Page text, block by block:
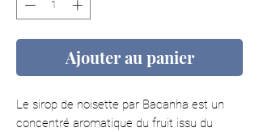
Ajouter au panier
Le sirop de noisette par Bacanha est un
concentré aromatique du fruit issu du